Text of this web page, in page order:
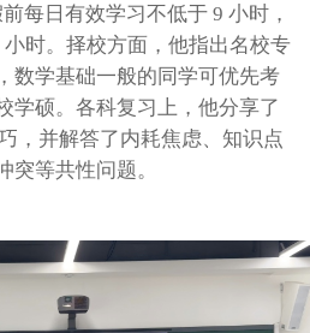
每日有效学习不低于 9 小时，
时。择校方面，他指出名校专
数学基础一般的同学可优先考
学硕。各科复习上，他分享了
，并解答了内耗焦虑、知识点
突等共性问题。